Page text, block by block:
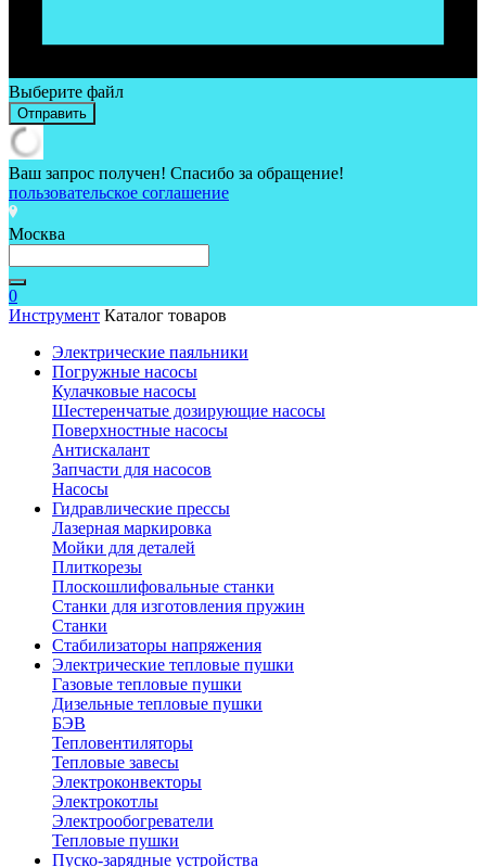
Выберите файл
Отправить
Ваш запрос получен! Спасибо за обращение!
пользовательское соглашение
Москва
0
Инструмент Каталог товаров
Электрические паяльники
Погружные насосы
Кулачковые насосы
Шестеренчатые дозирующие насосы
Поверхностные насосы
Антискалант
Запчасти для насосов
Насосы
Гидравлические прессы
Лазерная маркировка
Мойки для деталей
Плиткорезы
Плоскошлифовальные станки
Станки для изготовления пружин
Станки
Стабилизаторы напряжения
Электрические тепловые пушки
Газовые тепловые пушки
Дизельные тепловые пушки
БЭВ
Тепловентиляторы
Тепловые завесы
Электроконвекторы
Электрокотлы
Электрообогреватели
Тепловые пушки
Пуско-зарядные устройства